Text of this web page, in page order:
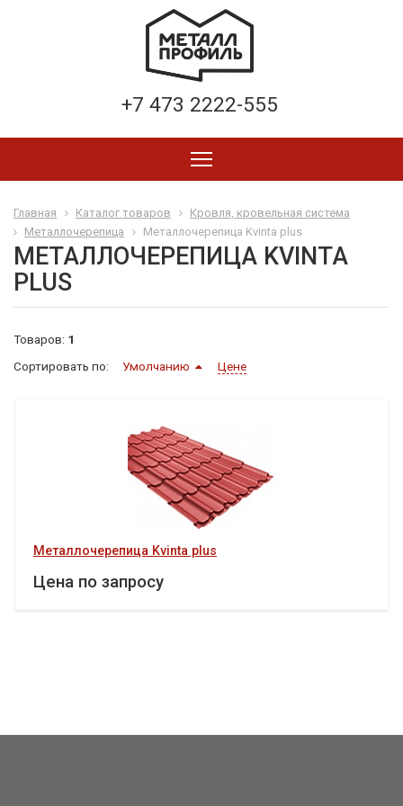
+7 473 2222-555
Главная Каталог товаров
Кровля, кровельная система
Металлочерепица
Металлочерепица Kvinta plus
МЕТАЛЛОЧЕРЕПИЦА KVINTA
PLUS
Товаров: 1
Сортировать по:
Умолчанию Цене
Металлочерепица Kvinta plus
Цена по запросу